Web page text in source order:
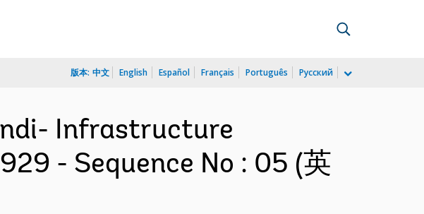
版本: 中文 English Español Français Português Русский
Infrastructure
- Sequence No : 05 (英